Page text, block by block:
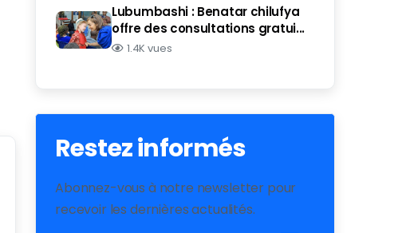
Lubumbashi : Benatar chilufya
offre des consultations gratui...
1.4K vues
Restez informés
Abonnez-vous à notre newsletter pour
recevoir les dernières actualités.